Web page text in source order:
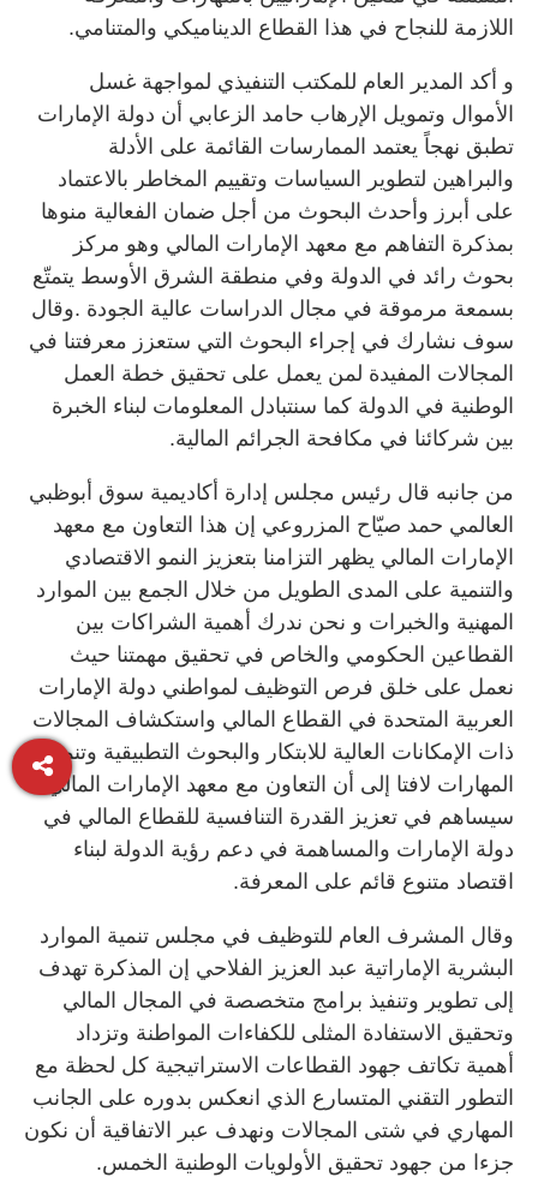
اللازمة للنجاح في هذا القطاع الديناميكي والمتنامي.
و أكد المدير العام للمكتب التنفيذي لمواجهة غسل
الأموال وتمويل الإرهاب حامد الزعابي أن دولة الإمارات
تطبق نهجاً يعتمد الممارسات القائمة على الأدلة
والبراهين لتطوير السياسات وتقييم المخاطر بالاعتماد
على أبرز وأحدث البحوث من أجل ضمان الفعالية منوها
بمذكرة التفاهم مع معهد الإمارات المالي وهو مركز
بحوث رائد في الدولة وفي منطقة الشرق الأوسط يتمتّع
بسمعة مرموقة في مجال الدراسات عالية الجودة .وقال
سوف نشارك في إجراء البحوث التي ستعزز معرفتنا في
المجالات المفيدة لمن يعمل على تحقيق خطة العمل
الوطنية في الدولة كما سنتبادل المعلومات لبناء الخبرة
بين شركائنا في مكافحة الجرائم المالية.
من جانبه قال رئيس مجلس إدارة أكاديمية سوق أبوظبي
العالمي حمد صيّاح المزروعي إن هذا التعاون مع معهد
الإمارات المالي يظهر التزامنا بتعزيز النمو الاقتصادي
والتنمية على المدى الطويل من خلال الجمع بين الموارد
المهنية والخبرات و نحن ندرك أهمية الشراكات بين
القطاعين الحكومي والخاص في تحقيق مهمتنا حيث
نعمل على خلق فرص التوظيف لمواطني دولة الإمارات
العربية المتحدة في القطاع المالي واستكشاف المجالات
ذات الإمكانات العالية للابتكار والبحوث التطبيقية وتنمية
المهارات لافتا إلى أن التعاون مع معهد الإمارات المالي
سيساهم في تعزيز القدرة التنافسية للقطاع المالي في
دولة الإمارات والمساهمة في دعم رؤية الدولة لبناء
اقتصاد متنوع قائم على المعرفة.
وقال المشرف العام للتوظيف في مجلس تنمية الموارد
البشرية الإماراتية عبد العزيز الفلاحي إن المذكرة تهدف
إلى تطوير وتنفيذ برامج متخصصة في المجال المالي
وتحقيق الاستفادة المثلى للكفاءات المواطنة وتزداد
أهمية تكاتف جهود القطاعات الاستراتيجية كل لحظة مع
التطور التقني المتسارع الذي انعكس بدوره على الجانب
المهاري في شتى المجالات ونهدف عبر الاتفاقية أن نكون
جزءا من جهود تحقيق الأولويات الوطنية الخمس.